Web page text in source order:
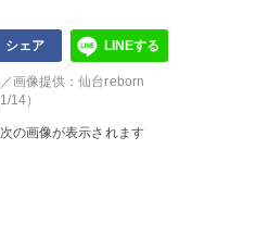
シェア LINEする
画像提供：仙台reborn
1/14）
の画像が表示されます